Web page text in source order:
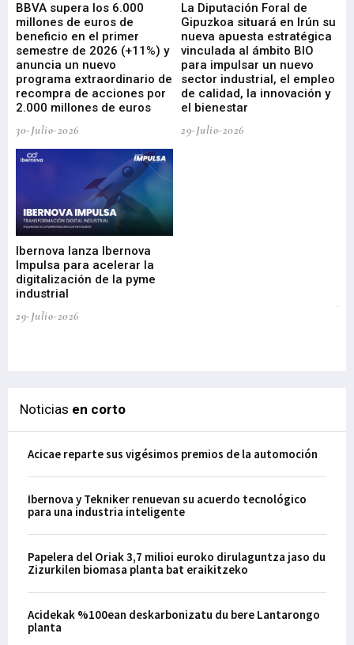
BBVA supera los 6.000
millones de euros de
beneficio en el primer
semestre de 2026 (+11%) y
anuncia un nuevo
programa extraordinario de
recompra de acciones por
2.000 millones de euros
30-Julio-2026
La Diputación Foral de
Gipuzkoa situará en Irún su
nueva apuesta estratégica
vinculada al ámbito BIO
para impulsar un nuevo
sector industrial, el empleo
de calidad, la innovación y
el bienestar
29-Julio-2026
Ibernova lanza Ibernova
Impulsa para acelerar la
digitalización de la pyme
industrial
29-Julio-2026
Noticias en corto
Acicae reparte sus vigésimos premios de la automoción
Ibernova y Tekniker renuevan su acuerdo tecnológico
para una industria inteligente
Papelera del Oriak 3,7 milioi euroko dirulaguntza jaso du
Zizurkilen biomasa planta bat eraikitzeko
Acidekak %100ean deskarbonizatu du bere Lantarongo
planta